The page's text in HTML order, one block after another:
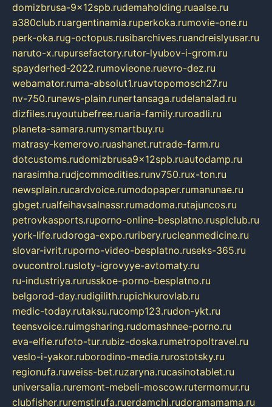
domizbrusa-9x12spb.rudemaholding.ruaalse.ru
a380club.ruargentinamia.ruperkoka.rumovie-one.ru
perk-oka.rug-octopus.rusibarchives.ruandreislyusar.ru
naruto-x.rupursefactory.rutor-lyubov-i-grom.ru
spayderhed-2022.rumovieone.ruevro-dez.ru
webamator.ruma-absolut1.ruavtopomosch27.ru
nv-750.runews-plain.runertansaga.rudelanalad.ru
dizfiles.ruyoutubefree.ruaria-family.ruroadli.ru
planeta-samara.rumysmartbuy.ru
matrasy-kemerovo.ruashanet.rutrade-farm.ru
dotcustoms.rudomizbrusa9x12spb.ruautodamp.ru
narasimha.rudjcommodities.runv750.rux-ton.ru
newsplain.rucardvoice.rumodopaper.rumanunae.ru
gbget.rualfeihavsalnassr.rumadoma.rutajuncos.ru
petrovkasports.ruporno-online-besplatno.rusplclub.ru
york-life.rudoroga-expo.ruribery.rucleanmedicine.ru
slovar-ivrit.ruporno-video-besplatno.ruseks-365.ru
ovucontrol.rusloty-igrovyye-avtomaty.ru
ru-industriya.rurusskoe-porno-besplatno.ru
belgorod-day.rudigilith.rupichkurovlab.ru
medic-today.rutaksu.rucomp123.rudon-ykt.ru
teensvoice.ruimgsharing.rudomashnee-porno.ru
eva-elfie.rufoto-tur.rubiz-doska.rumetropoltravel.ru
veslo-i-yakor.ruborodino-media.rurostotsky.ru
regionufa.ruweiss-bet.ruzaryna.rucasinotablet.ru
universalia.ruremont-mebeli-moscow.rutermomur.ru
clubfisher.ruremstirufa.ruerdamchi.rudoramamama.ru